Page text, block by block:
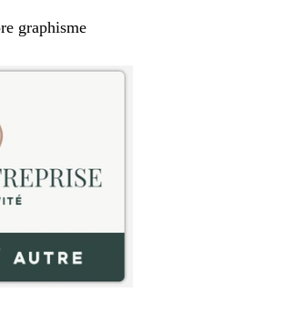
graphisme